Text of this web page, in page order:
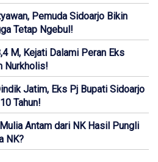
Pemuda Sidoarjo Bikin
Tetap Ngebul!
M, Kejati Dalami Peran Eks
Nurkholis!
Jatim, Eks Pj Bupati Sidoarjo
Tahun!
Antam dari NK Hasil Pungli
NK?